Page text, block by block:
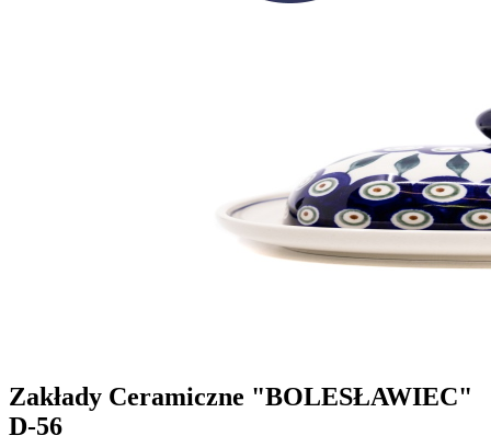
Zakłady Ceramiczne "BOLESŁAWIEC"
D-56